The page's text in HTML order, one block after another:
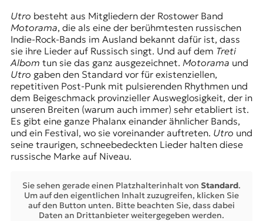
Utro besteht aus Mitgliedern der Rostower Band
Motorama, die als eine der berühmtesten russischen
Indie-Rock-Bands im Ausland bekannt dafür ist, dass
sie ihre Lieder auf Russisch singt. Und auf dem Treti
Albom tun sie das ganz ausgezeichnet. Motorama und
Utro gaben den Standard vor für existenziellen,
repetitiven Post-Punk mit pulsierenden Rhythmen und
dem Beigeschmack provinzieller Ausweglosigkeit, der in
unseren Breiten (warum auch immer) sehr etabliert ist.
Es gibt eine ganze Phalanx einander ähnlicher Bands,
und ein Festival, wo sie voreinander auftreten. Utro und
seine traurigen, schneebedeckten Lieder halten diese
russische Marke auf Niveau.
Sie sehen gerade einen Platzhalterinhalt von Standard.
Um auf den eigentlichen Inhalt zuzugreifen, klicken Sie
auf den Button unten. Bitte beachten Sie, dass dabei
Daten an Drittanbieter weitergegeben werden.